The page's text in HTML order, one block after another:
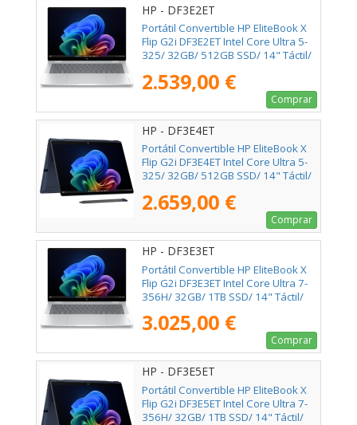
HP - DF3E2ET
Portátil Convertible HP EliteBook X
Flip G2i DF3E2ET Intel Core Ultra 5-
325/ 32GB/ 512GB SSD/ 14" Táctil/
2.539,00 €
Comprar
HP - DF3E4ET
Portátil Convertible HP EliteBook X
Flip G2i DF3E4ET Intel Core Ultra 5-
325/ 32GB/ 512GB SSD/ 14" Táctil/
2.659,00 €
Comprar
HP - DF3E3ET
Portátil Convertible HP EliteBook X
Flip G2i DF3E3ET Intel Core Ultra 7-
356H/ 32GB/ 1TB SSD/ 14" Táctil/
3.025,00 €
Comprar
HP - DF3E5ET
Portátil Convertible HP EliteBook X
Flip G2i DF3E5ET Intel Core Ultra 7-
356H/ 32GB/ 1TB SSD/ 14" Táctil/